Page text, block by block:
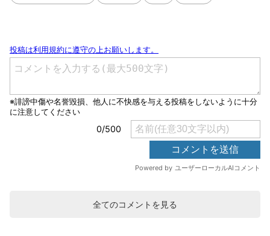
全てのコメントを見る